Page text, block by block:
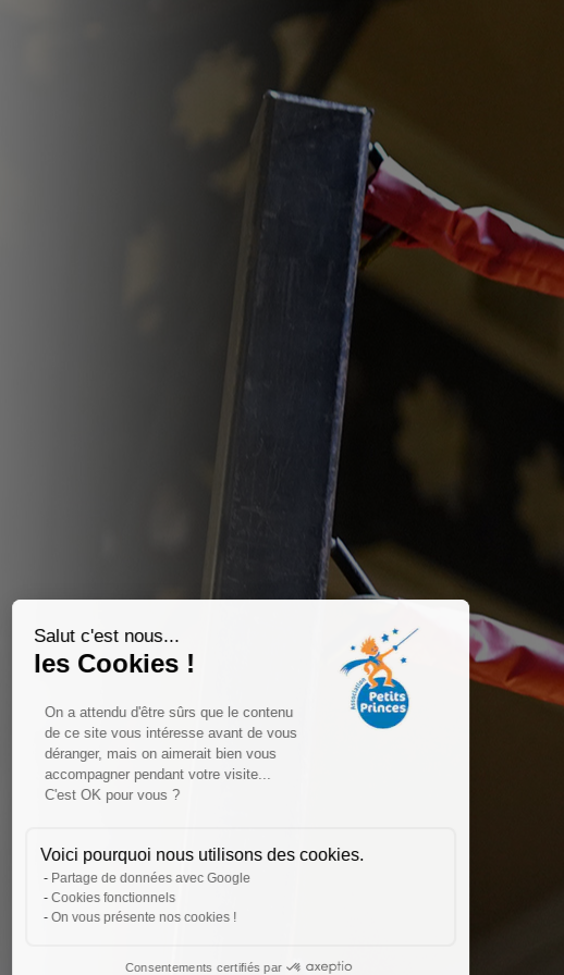
Salut c'est nous...
les Cookies !
On a attendu d'être sûrs que le contenu
de ce site vous intéresse avant de vous
déranger, mais on aimerait bien vous
accompagner pendant votre visite...
C'est OK pour vous ?
Voici pourquoi nous utilisons des cookies.
Partage de données avec Google
Cookies fonctionnels
On vous présente nos cookies !
Consentements certifiés par